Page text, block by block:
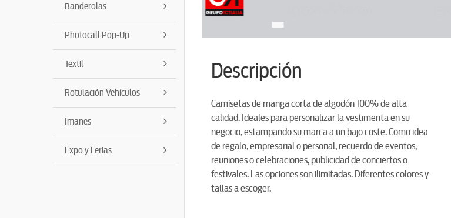
Banderolas
Photocall Pop-Up
Textil
Rotulación Vehículos
Imanes
Expo y Ferias
Descripción
Camisetas de manga corta de algodón 100% de alta
calidad. Ideales para personalizar la vestimenta en su
negocio, estampando su marca a un bajo coste. Como idea
de regalo, empresarial o personal, recuerdo de eventos,
reuniones o celebraciones, publicidad de conciertos o
festivales. Las opciones son ilimitadas. Diferentes colores y
tallas a escoger.